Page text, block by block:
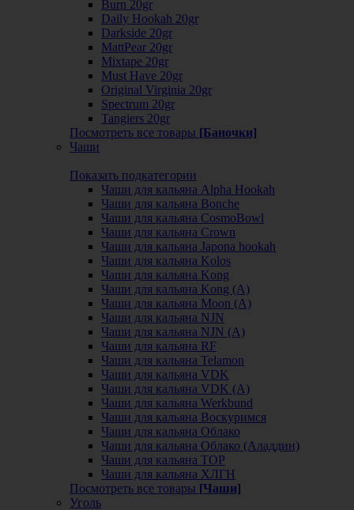
Burn 20gr
Daily Hookah 20gr
Darkside 20gr
MattPear 20gr
Mixtape 20gr
Must Have 20gr
Original Virginia 20gr
Spectrum 20gr
Tangiers 20gr
Посмотреть все товары [Баночки]
Чаши
Показать подкатегории
Чаши для кальяна Alpha Hookah
Чаши для кальяна Bonche
Чаши для кальяна CosmoBowl
Чаши для кальяна Crown
Чаши для кальяна Japona hookah
Чаши для кальяна Kolos
Чаши для кальяна Kong
Чаши для кальяна Kong (A)
Чаши для кальяна Moon (А)
Чаши для кальяна NJN
Чаши для кальяна NJN (А)
Чаши для кальяна RF
Чаши для кальяна Telamon
Чаши для кальяна VDK
Чаши для кальяна VDK (А)
Чаши для кальяна Werkbund
Чаши для кальяна Воскуримся
Чаши для кальяна Облако
Чаши для кальяна Облако (Аладдин)
Чаши для кальяна ТОР
Чаши для кальяна ХЛГН
Посмотреть все товары [Чаши]
Уголь